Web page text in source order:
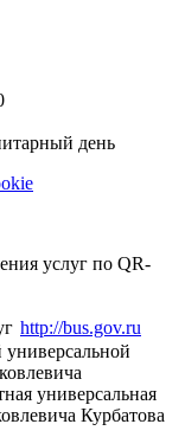
день
услуг по QR-
http://bus.gov.ru
универсальная
Курбатова